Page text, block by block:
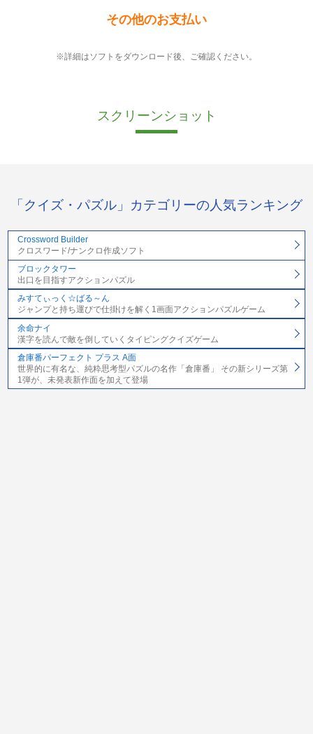
その他のお支払い
※詳細はソフトをダウンロード後、ご確認ください。
スクリーンショット
「クイズ・パズル」カテゴリーの人気ランキング
Crossword Builder
クロスワード/ナンクロ作成ソフト
ブロックタワー
出口を目指すアクションパズル
みすてぃっく☆ばる～ん
ジャンプと持ち運びで仕掛けを解く1画面アクションパズルゲーム
余命ナイ
漢字を読んで敵を倒していくタイピングクイズゲーム
倉庫番パーフェクト プラス A面
世界的に有名な、純粋思考型パズルの名作「倉庫番」 その新シリーズ第
1弾が、未発表新作面を加えて登場